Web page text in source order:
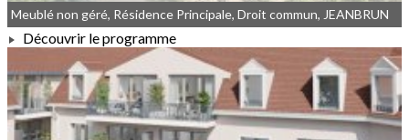
À PARTIR DE 226 000,00 €
Meublé non géré, Résidence Principale, Droit commun, JEANBRUN
Découvrir le programme